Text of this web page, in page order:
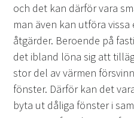
och det kan därför vara
man även kan utföra
åtgärder. Beroende på
det ibland löna sig att
stor del av värmen
fönster. Därför kan det
byta ut dåliga fönster i